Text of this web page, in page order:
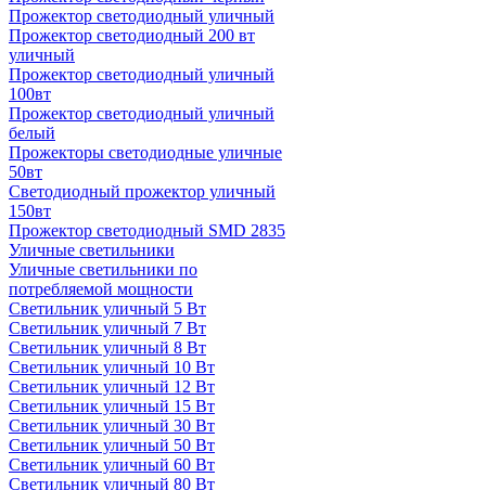
Прожектор светодиодный уличный
Прожектор светодиодный 200 вт
уличный
Прожектор светодиодный уличный
100вт
Прожектор светодиодный уличный
белый
Прожекторы светодиодные уличные
50вт
Светодиодный прожектор уличный
150вт
Прожектор светодиодный SMD 2835
Уличные светильники
Уличные светильники по
потребляемой мощности
Светильник уличный 5 Вт
Светильник уличный 7 Вт
Светильник уличный 8 Вт
Светильник уличный 10 Вт
Светильник уличный 12 Вт
Светильник уличный 15 Вт
Светильник уличный 30 Вт
Светильник уличный 50 Вт
Светильник уличный 60 Вт
Светильник уличный 80 Вт